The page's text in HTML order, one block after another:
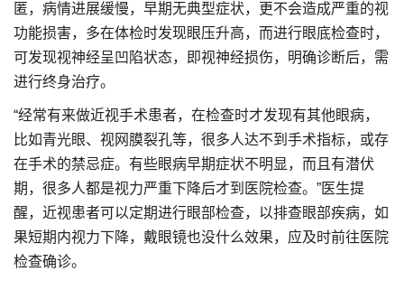
匿，病情进展缓慢，早期无典型症状，更不会造成严重的视
功能损害，多在体检时发现眼压升高，而进行眼底检查时，
可发现视神经呈凹陷状态，即视神经损伤，明确诊断后，需
进行终身治疗。
“经常有来做近视手术患者，在检查时才发现有其他眼病，
比如青光眼、视网膜裂孔等，很多人达不到手术指标，或存
在手术的禁忌症。有些眼病早期症状不明显，而且有潜伏
期，很多人都是视力严重下降后才到医院检查。”医生提
醒，近视患者可以定期进行眼部检查，以排查眼部疾病，如
果短期内视力下降，戴眼镜也没什么效果，应及时前往医院
检查确诊。